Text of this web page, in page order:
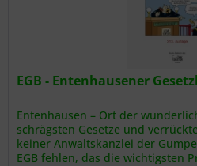
EGB - Entenhausener
Entenhausen – Ort der
schrägsten Gesetze und
keiner Anwaltskanzlei der
EGB fehlen, das die wichtigsten